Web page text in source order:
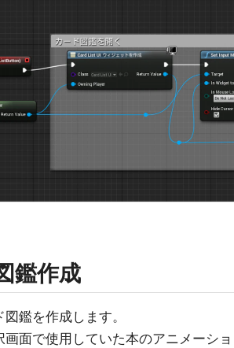
鑑作成
鑑を作成します。
画面で使用していた本のアニメーシ